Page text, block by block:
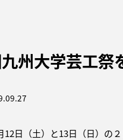
州大学芸工祭を
12日（土）と13日（日）の